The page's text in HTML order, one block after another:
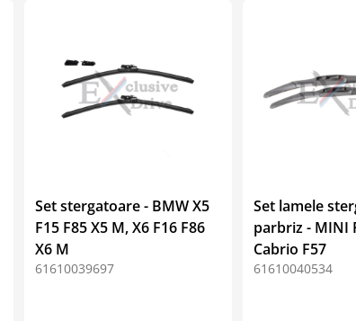
Set stergatoare - BMW X5
F15 F85 X5 M, X6 F16 F86
X6 M
61610039697
Set lamele
parbriz - MINI
Cabrio F57
61610040534